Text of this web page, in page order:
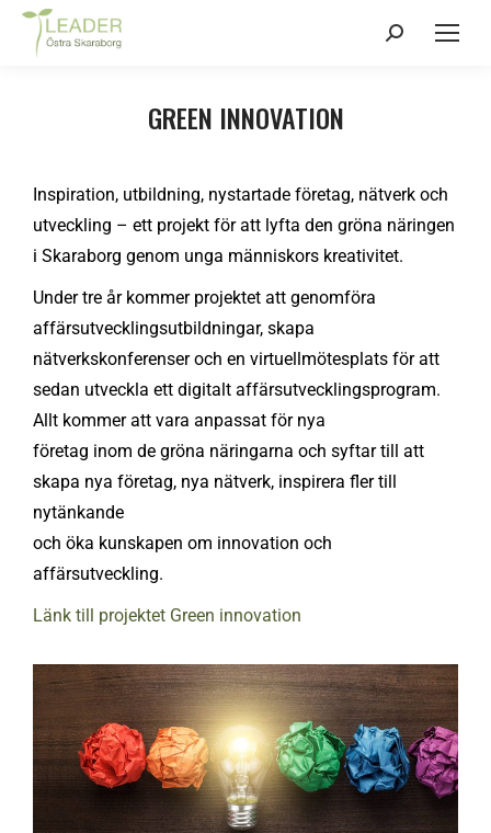
GREEN INNOVATION
Inspiration, utbildning, nystartade företag, nätverk och
utveckling – ett projekt för att lyfta den gröna näringen
i Skaraborg genom unga människors kreativitet.
Under tre år kommer projektet att genomföra
affärsutvecklingsutbildningar, skapa
nätverkskonferenser och en virtuellmötesplats för att
sedan utveckla ett digitalt affärsutvecklingsprogram.
Allt kommer att vara anpassat för nya
företag inom de gröna näringarna och syftar till att
skapa nya företag, nya nätverk, inspirera fler till
nytänkande
och öka kunskapen om innovation och
affärsutveckling.
Länk till projektet Green innovation